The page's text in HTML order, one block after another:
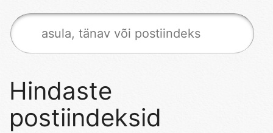
Hindaste
postiindeksid